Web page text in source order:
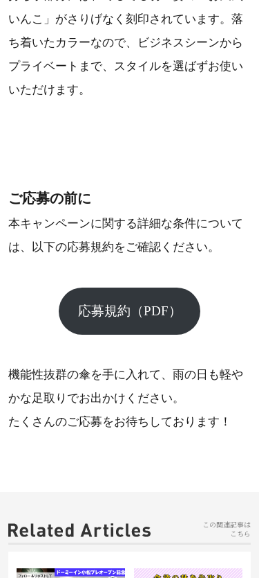
いんこ」がさりげなく刻印されています。落
ち着いたカラーなので、ビジネスシーンから
プライベートまで、スタイルを選ばずお使い
いただけます。
ご応募の前に
本キャンペーンに関する詳細な条件について
は、以下の応募規約をご確認ください。
応募規約（PDF）
機能性抜群の傘を手に入れて、雨の日も軽や
かな足取りでお出かけください。
たくさんのご応募をお待ちしております！
この関連記事は
こちら